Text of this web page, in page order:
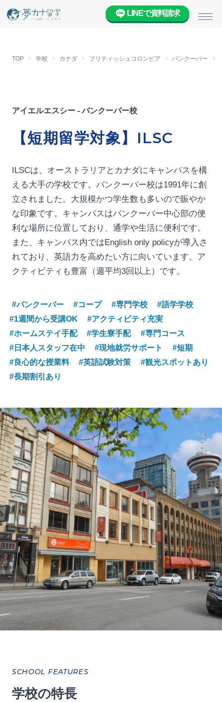
メ
LINEで資料請求
TOP 学校 カナダ ブリティッシュコロンビア バンクーバー
アイエルエスシー - バンクーバー校
【短期留学対象】ILSC
ILSCは、オーストラリアとカナダにキャンパスを構
える大手の学校です。バンクーバー校は1991年に創
立されました。大規模かつ学生数も多いので賑やか
な印象です。キャンパスはバンクーバー中心部の便
利な場所に位置しており、通学や生活に便利です。
また、キャンパス内ではEnglish only policyが導入さ
れており、英語力を高めたい方に向いています。ア
クティビティも豊富（週平均3回以上）です。
#バンクーバー #コープ #専門学校
#語学学校
#1週間から受講OK
#アクティビティ充実
#ホームステイ手配
#学生寮手配
#専門コース
#日本人スタッフ在中
#現地就労サポート
#短期
#良心的な授業料
#英語試験対策
#観光スポットあり
#長期割引あり
SCHOOL FEATURES
学校の特長